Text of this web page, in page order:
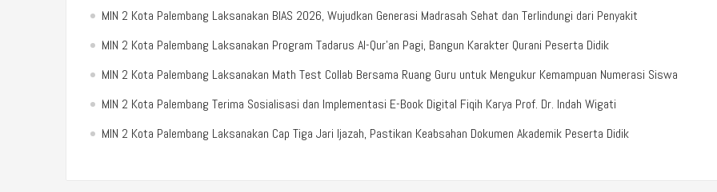
MIN 2 Kota Palembang Laksanakan BIAS 2026, Wujudkan Generasi Madrasah Sehat dan Terlindungi dari Penyakit
MIN 2 Kota Palembang Laksanakan Program Tadarus Al-Qur’an Pagi, Bangun Karakter Qurani Peserta Didik
MIN 2 Kota Palembang Laksanakan Math Test Collab Bersama Ruang Guru untuk Mengukur Kemampuan Numerasi Siswa
MIN 2 Kota Palembang Terima Sosialisasi dan Implementasi E-Book Digital Fiqih Karya Prof. Dr. Indah Wigati
MIN 2 Kota Palembang Laksanakan Cap Tiga Jari Ijazah, Pastikan Keabsahan Dokumen Akademik Peserta Didik